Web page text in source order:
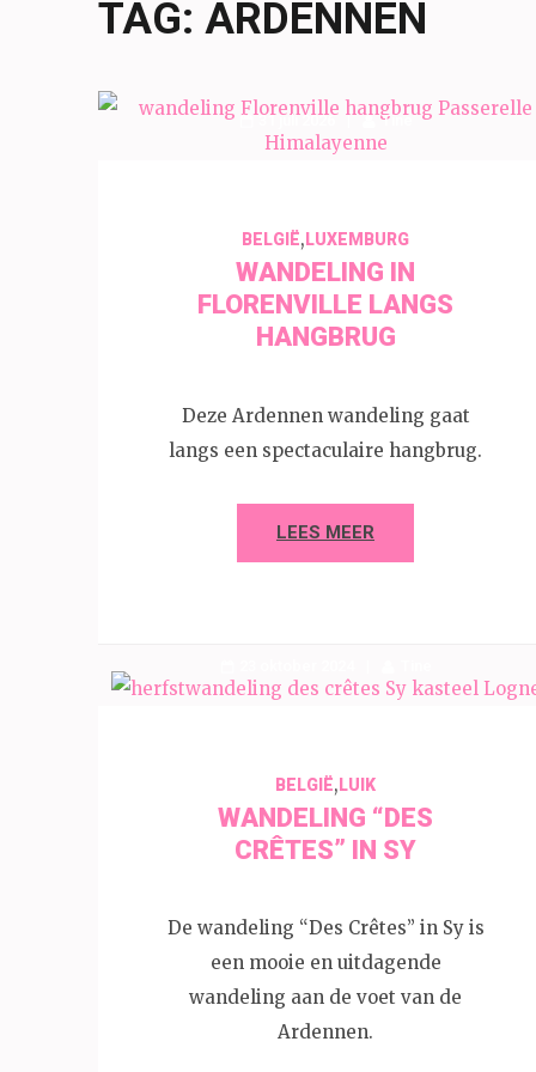
TAG: ARDENNEN
31 juli 2026 Tine
BELGIË, LUXEMBURG
WANDELING IN
FLORENVILLE LANGS
HANGBRUG
Deze Ardennen wandeling gaat
langs een spectaculaire hangbrug.
LEES MEER
BELGIË,LUIK
WANDELING “DES
CRÊTES” IN SY
De wandeling “Des Crêtes” in Sy is
een mooie en uitdagende
wandeling aan de voet van de
Ardennen.